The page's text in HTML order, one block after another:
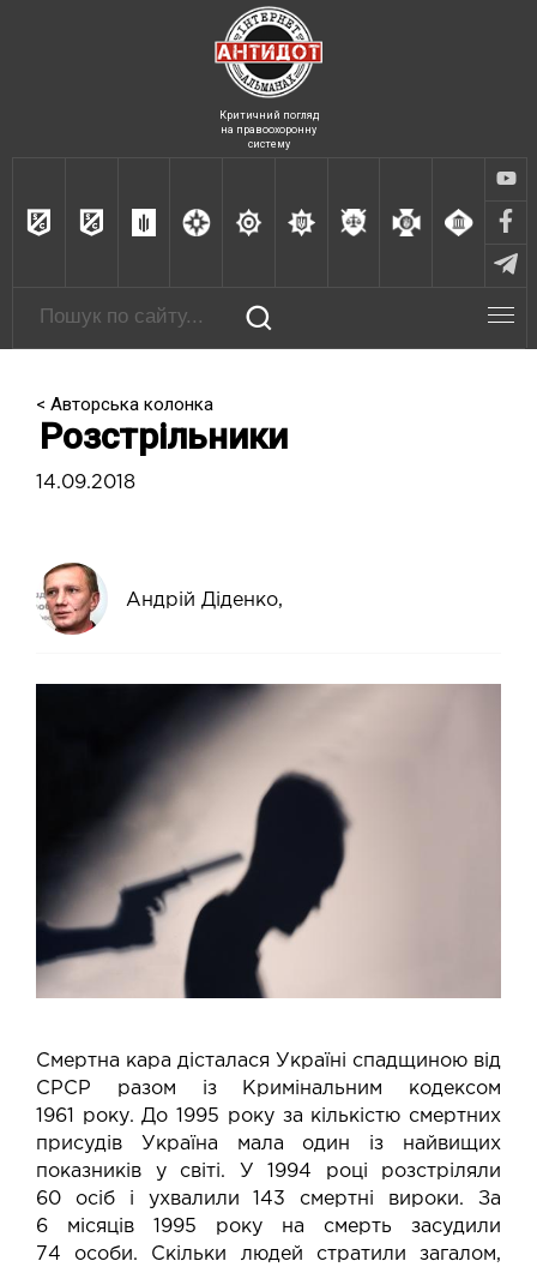
Критичний погляд
на правоохоронну
систему
< Авторська колонка
Розстрільники
14.09.2018
Андрій Діденко,
Смертна кара дісталася Україні спадщиною від
СРСР разом із Кримінальним кодексом
1961 року. До 1995 року за кількістю смертних
присудів Україна мала один із найвищих
показників у світі. У 1994 році розстріляли
60 осіб і ухвалили 143 смертні вироки. За
6 місяців 1995 року на смерть засудили
74 особи. Скільки людей стратили загалом,